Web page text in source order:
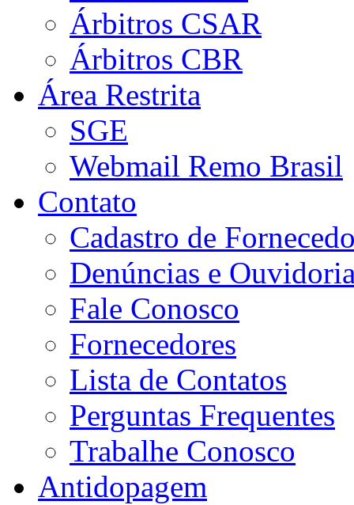
Árbitros CSAR
Árbitros CBR
Área Restrita
SGE
Webmail Remo Brasil
Contato
Cadastro de
Denúncias e
Fale Conosco
Fornecedores
Lista de Contatos
Perguntas Frequentes
Trabalhe Conosco
Antidopagem